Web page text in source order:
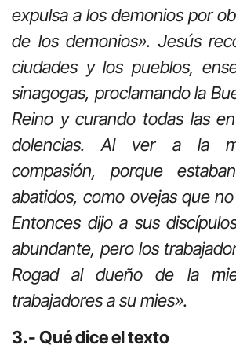
expulsa a los demonios por
de los demonios». Jesús
ciudades y los pueblos,
sinagogas, proclamando la
Reino y curando todas las
dolencias. Al ver a la
compasión, porque
abatidos, como ovejas que
Entonces dijo a sus
abundante, pero los
Rogad al dueño de la
trabajadores a su mies».
3.- Qué dice el texto